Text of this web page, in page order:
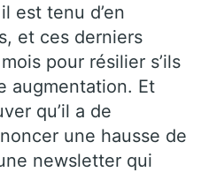
est tenu d’en
et ces derniers
pour résilier s’ils
augmentation. Et
qu’il a de
une hausse de
newsletter qui